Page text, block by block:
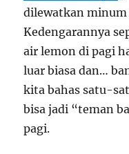
dilewatkan
Kedengarannya
air lemon di pagi
luar biasa dan…
kita bahas satu-
bisa jadi “teman
pagi.